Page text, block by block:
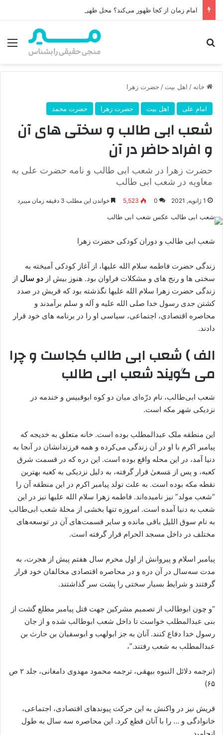
خانه / اهل بیت / حضرت زهرا
امام علی اهل بیت حضرت زهرا حضرت محمد
شعب ابی طالب و سختی های آن
و افراد حاضر در آن
حضرت زهرا در شعب ابی طالب و نامه حضرت علی به
معاویه در شعب ابی طالب
1 ژانویه, 2021 0
5,523 خواندن این مطلب 3 دقیقه زمان میبرد
شعب ابی طالب و دوران کودکی حضرت زهرا
زندگی حضرت فاطمه سلام الله علیها، از آغاز کودکی آمیخته به
سختی ها و رنج های و مشکلات فراوان بود. هنوز بیش از دو سال از
زندگی حضرت زهرا سلام الله علیها نگذشته بود که قریش در صدد
کشتن جدی رسول خدا صلی الله علیه و آله و سلم برآمدند و
محاصره اقتصادی، اجتماعی، سیاسی او را در برنامه های خود قرار
دادند.
الف ) شعب ابی طالب کجاست و چرا
می گویند شعب ابی طالب
شعب ابی‌طالب، نام درّه‌ای میان دو کوه ابوقبیس و خندمه در
نزدیکی شهر مکه است.
این منطقه ملک عبدالمطلب بوده است. خانه متعلق به خدیجه که
پیامبر اکرم با او در آن زندگی می‌کرده و همه فرزندانشان در آنجا به
دنیا آمد، در این محله واقع بوده است. این دره که در قسمت شرق
کعبه، و پس از مَسعیٰ قرار گرفته، به دلیل نزدیکی به کعبه بهترین
نقطه مکه بوده است. به علت تولد پیامبر اکرم در این منطقه آن را
“شعب مولد” نیز نامیده‌اند. فاطمه زهرا سلام الله علیها نیز در این
شعب به دنیا آمده‌ است. امروزه تنها بخشی از محلۀ شعب ابی‌طالب
به نام سوق اللیل باقی مانده و سایر قسمت‌های آن در توسعه‌های
مختلف در داخل مسجد الحرام قرار گرفته است.
پیامبر اسلام و پیروانش از اول محرم سال هفتم پیش از هجرت، به
مدت سه‌سال در آن دره و در محاصره اقتصادی مخالفان خود قرار
گرفتند و شرایط بسیار سختی را پشت سر گذاشتند.
“و چون ابوطالب از تصمیم مشرکین جهت قتل پیامبر مطلع گشت از
بنی عبدالمطلب خواست تا داخل شعب ابوطالب شده و از جان
رسول خدا دفاع کنند. آنان به جز ابولهب و ابوسفیان بن حارث بن
عبدالمطلب به شعب رفتند.”،
(ترجمه دلائل النبوه بیهقی، ترجمه محمود مهدوی دامغانی، جلد ۲ ص
۶۵)
قریش نیز در واکنش به این حرکت پیوندهای اقتصادی، اجتماعی،
خانوادگی و … را با آنان قطع کرد. این محاصره سه سال به طول